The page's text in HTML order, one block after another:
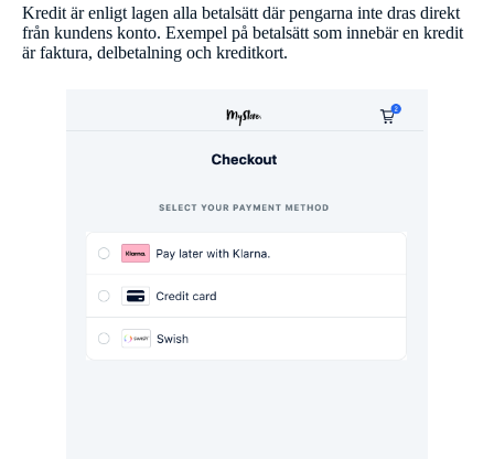
Kredit är enligt lagen alla betalsätt där pengarna inte dras direkt
från kundens konto. Exempel på betalsätt som innebär en kredit
är faktura, delbetalning och kreditkort.